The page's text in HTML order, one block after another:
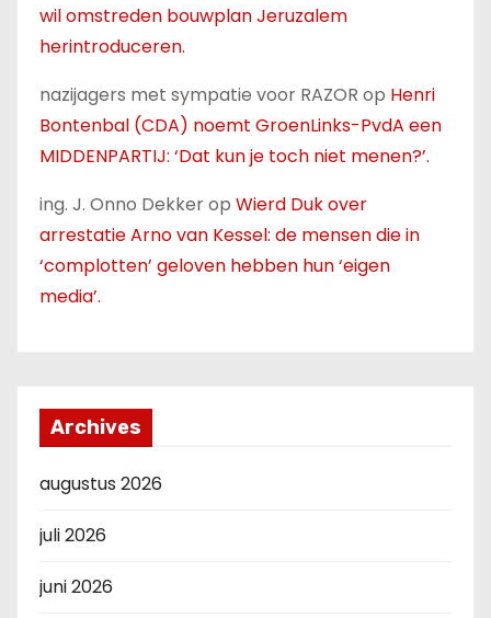
wil omstreden bouwplan Jeruzalem
herintroduceren.
nazijagers met sympatie voor RAZOR op Henri
Bontenbal (CDA) noemt GroenLinks-PvdA een
MIDDENPARTIJ: ‘Dat kun je toch niet menen?’.
ing. J. Onno Dekkerop Wierd Duk over
arrestatie Arno van Kessel: de mensen die in
‘complotten’ geloven hebben hun ‘eigen
media’.
Archives
augustus 2026
juli 2026
juni 2026